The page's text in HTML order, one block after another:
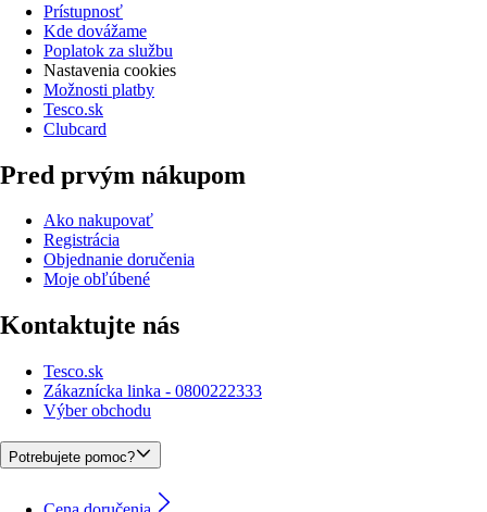
Prístupnosť
Kde dovážame
Poplatok za službu
Nastavenia cookies
Možnosti platby
Tesco.sk
Clubcard
Pred prvým nákupom
Ako nakupovať
Registrácia
Objednanie doručenia
Moje obľúbené
Kontaktujte nás
Tesco.sk
Zákaznícka linka - 0800222333
Výber obchodu
Potrebujete pomoc?